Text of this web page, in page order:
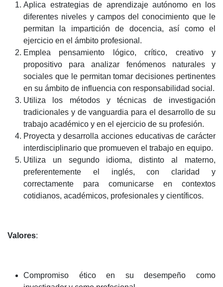
Aplica estrategias de aprendizaje autónomo en los
diferentes niveles y campos del conocimiento que le
permitan la impartición de docencia, así como el
ejercicio en el ámbito profesional.
Emplea pensamiento lógico, crítico, creativo y
propositivo para analizar fenómenos naturales y
sociales que le permitan tomar decisiones pertinentes
en su ámbito de influencia con responsabilidad social.
Utiliza los métodos y técnicas de investigación
tradicionales y de vanguardia para el desarrollo de su
trabajo académico y en el ejercicio de su profesión.
Proyecta y desarrolla acciones educativas de carácter
interdisciplinario que promueven el trabajo en equipo.
Utiliza un segundo idioma, distinto al materno,
preferentemente el inglés, con claridad y
correctamente para comunicarse en contextos
cotidianos, académicos, profesionales y científicos.
Valores:
Compromiso ético en su desempeño como